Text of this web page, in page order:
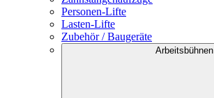
Personen-Lifte
Lasten-Lifte
Zubehör / Baugeräte
Arbeitsbühnen